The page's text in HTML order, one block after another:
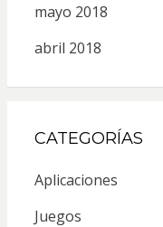
mayo 2018
abril 2018
CATEGORÍAS
Aplicaciones
Juegos